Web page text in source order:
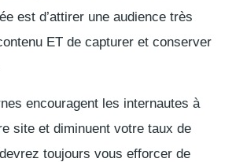
est d’attirer une audience très
ET de capturer et conserver
encouragent les internautes à
site et diminuent votre taux de
toujours vous efforcer de